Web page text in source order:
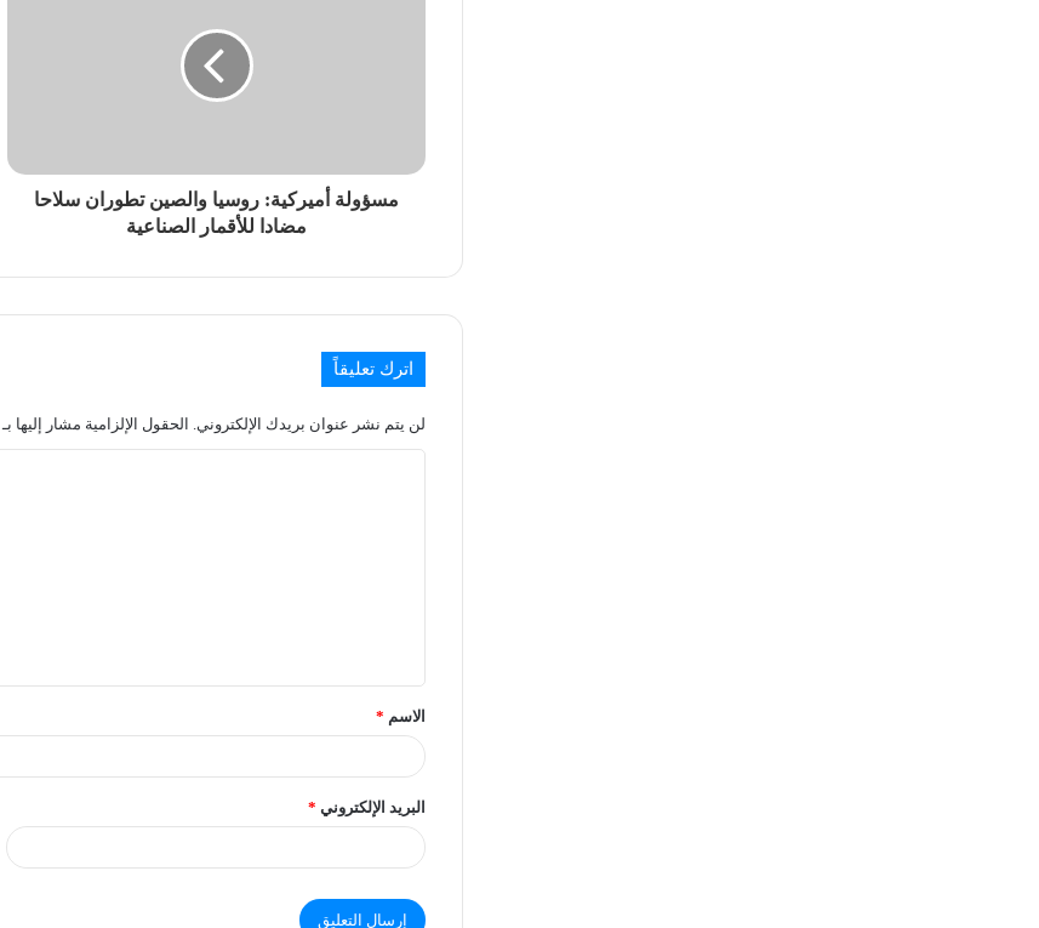
مسؤولة أميركية: روسيا والصين تطوران سلاحا
مضادا للأقمار الصناعية
اترك تعليقاً
لن يتم نشر عنوان بريدك الإلكتروني. الحقول الإلزامية مشار إليها بـ
الاسم *
البريد الإلكتروني *